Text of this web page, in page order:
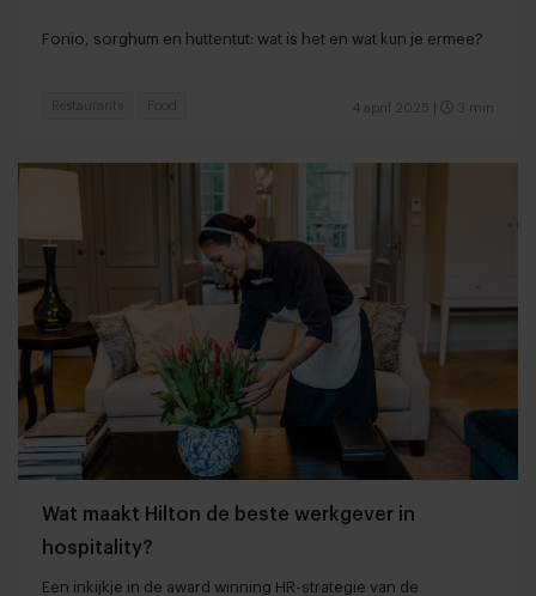
Fonio, sorghum en huttentut: wat is het en wat kun je ermee?
4 april 2025 3 min
Restaurants Food
Wat maakt Hilton de beste werkgever in
hospitality?
Een inkijkje in de award winning HR-strategie van de